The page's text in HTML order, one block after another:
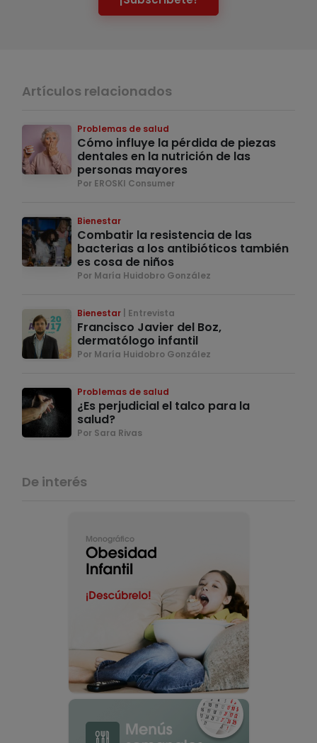
Artículos relacionados
Problemas de salud
Cómo influye la pérdida de piezas
dentales en la nutrición de las
personas mayores
Por EROSKI Consumer
Bienestar
Combatir la resistencia de las
bacterias a los antibióticos también
es cosa de niños
Por María Huidobro González
Bienestar Entrevista
Francisco Javier del Boz,
dermatólogo infantil
Por María Huidobro González
Problemas de salud
¿Es perjudicial el talco para la
salud?
Por Sara Rivas
De interés